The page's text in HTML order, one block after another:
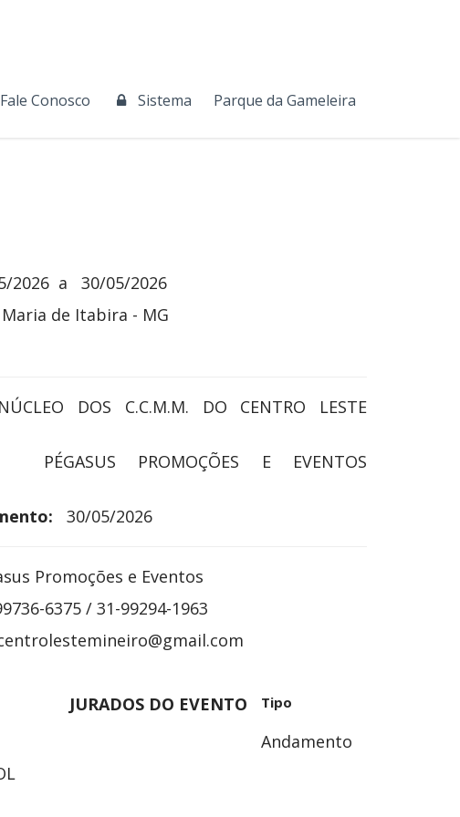
Fale Conosco Sistema Parque da Gameleira
2026 a 30/05/2026
de Itabira - MG
NÚCLEO DOS C.C.M.M. DO CENTRO LESTE
PÉGASUS PROMOÇÕES E EVENTOS
30/05/2026
Promoções e Eventos
6375 / 31-99294-1963
JURADOS DO EVENTO
Tipo
Andamento